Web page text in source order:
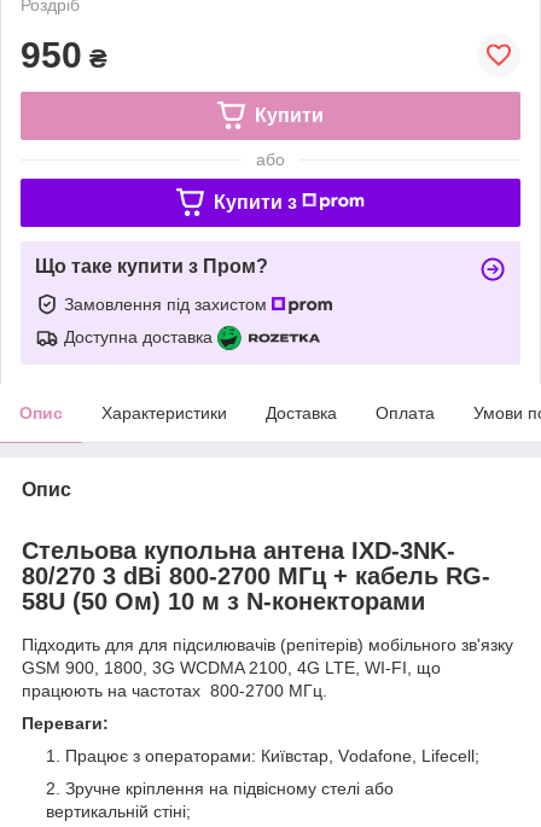
Роздріб
950 ₴
Купити
або
Купити з
Що таке купити з Пром?
Замовлення під захистом
Доступна доставка
Опис Характеристики Доставка Оплата Умови
Опис
Стельова купольна антена IXD-3NK-
80/270 3 dBi 800-2700 МГц + кабель RG-
58U (50 Ом) 10 м з N-конекторами
Підходить для для підсилювачів (репітерів) мобільного зв'язку
GSM 900, 1800, 3G WCDMA 2100, 4G LTE, WI-FI, що
працюють на частотах 800-2700 МГц.
Переваги:
Працює з операторами: Київстар, Vоdafone, Lifecell;
Зручне кріплення на підвісному стелі або
вертикальній стіні;